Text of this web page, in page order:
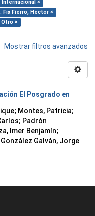
Internacional ×
Fix Fierro, Héctor ×
Otro ×
Mostrar filtros avanzados
El Posgrado en
; Montes, Patricia;
; Padrón
Imer Benjamín;
González Galván, Jorge